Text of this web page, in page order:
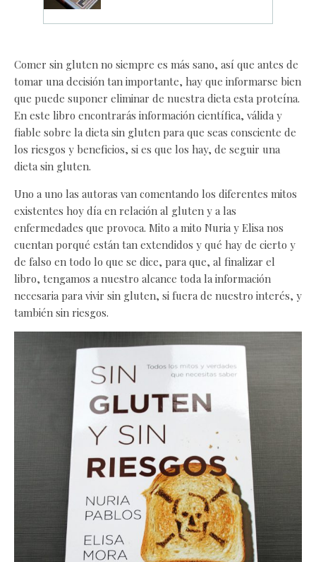
Comer sin gluten no siempre es más sano, así que antes de
tomar una decisión tan importante, hay que informarse bien
que puede suponer eliminar de nuestra dieta esta proteína.
En este libro encontrarás información científica, válida y
fiable sobre la dieta sin gluten para que seas consciente de
los riesgos y beneficios, si es que los hay, de seguir una
dieta sin gluten.
Uno a uno las autoras van comentando los diferentes mitos
existentes hoy día en relación al gluten y a las
enfermedades que provoca. Mito a mito Nuria y Elisa nos
cuentan porqué están tan extendidos y qué hay de cierto y
de falso en todo lo que se dice, para que, al finalizar el
libro, tengamos a nuestro alcance toda la información
necesaria para vivir sin gluten, si fuera de nuestro interés, y
también sin riesgos.